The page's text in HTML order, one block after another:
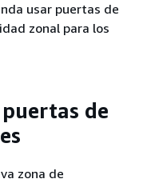
usar puertas de
zonal para los
de
zona de